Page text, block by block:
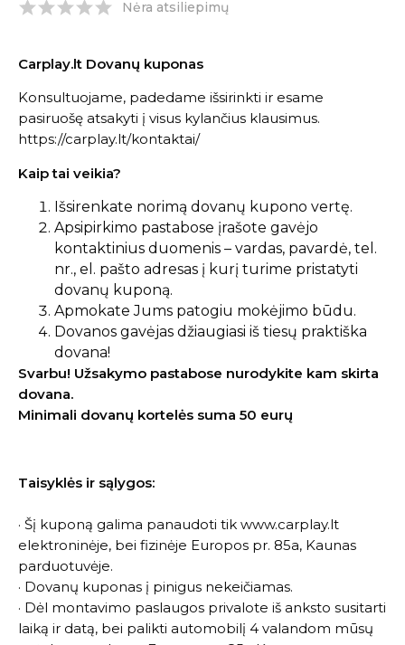
Nėra atsiliepimų
Carplay.lt Dovanų kuponas
Konsultuojame, padedame išsirinkti ir esame
pasiruošę atsakyti į visus kylančius klausimus.
https://carplay.lt/kontaktai/
Kaip tai veikia?
Išsirenkate norimą dovanų kupono vertę.
Apsipirkimo pastabose įrašote gavėjo
kontaktinius duomenis – vardas, pavardė, tel.
nr., el. pašto adresas į kurį turime pristatyti
dovanų kuponą.
Apmokate Jums patogiu mokėjimo būdu.
Dovanos gavėjas džiaugiasi iš tiesų praktiška
dovana!
Svarbu! Užsakymo pastabose nurodykite kam skirta
dovana.
Minimali dovanų kortelės suma 50 eurų
Taisyklės ir sąlygos:
· Šį kuponą galima panaudoti tik www.carplay.lt
elektroninėje, bei fizinėje Europos pr. 85a, Kaunas
parduotuvėje.
· Dovanų kuponas į pinigus nekeičiamas.
· Dėl montavimo paslaugos privalote iš anksto susitarti
laiką ir datą, bei palikti automobilį 4 valandom mūsų